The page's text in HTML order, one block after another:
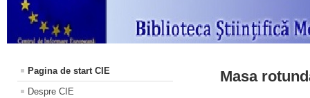
Pagina de start CIE
Despre CIE
Masa